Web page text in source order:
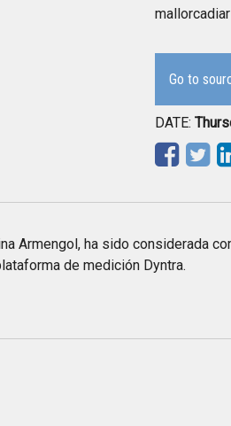
Go to
DATE:
Armengol, ha sido considerada
de medición Dyntra.